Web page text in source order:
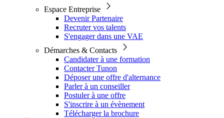
Espace Entreprise
Devenir Partenaire
Recruter vos talents
S'engager dans une VAE
Démarches & Contacts
Candidater à une formation
Contacter Tunon
Déposer une offre d'alternance
Parler à un conseiller
Postuler à une offre
S'inscrire à un évènement
Télécharger la brochure